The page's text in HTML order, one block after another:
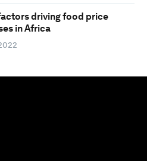
driving food price
in Africa